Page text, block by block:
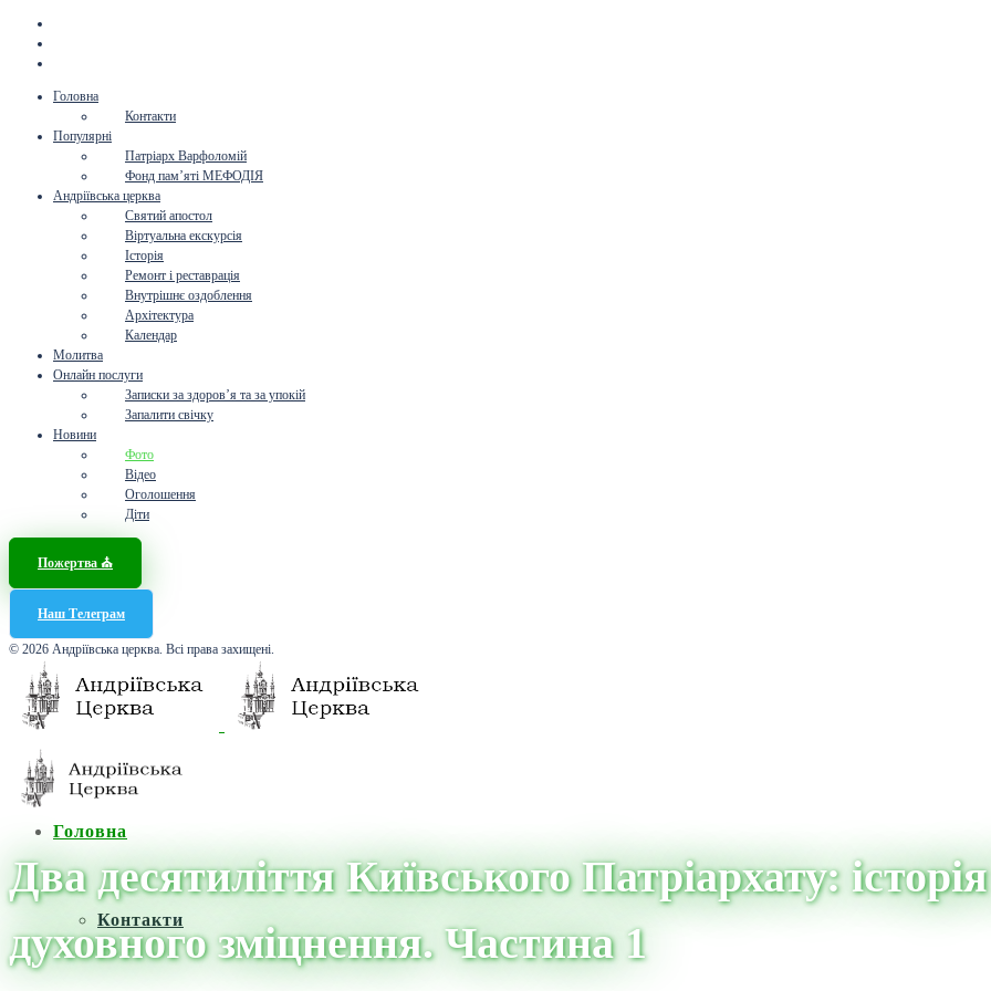
Головна
Контакти
Популярні
Патріарх Варфоломій
Фонд пам’яті МЕФОДІЯ
Андріївська церква
Святий апостол
Віртуальна екскурсія
Історія
Ремонт і реставрація
Внутрішнє оздоблення
Архітектура
Календар
Молитва
Онлайн послуги
Записки за здоров’я та за упокій
Запалити свічку
Новини
Фото
Відео
Оголошення
Діти
Пожертва ⛪️
Наш Телеграм
© 2026 Андріївська церква. Всі права захищені.
Головна
Контакти
Два десятиліття Київського Патріархату:
духовного зміцнення. Частина 1